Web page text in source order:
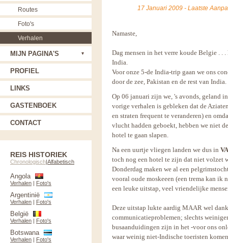
17 Januari 2009 - Laatste
Namaste,
Dag mensen in het verre koude Belgie .
India.
Voor onze 5-de India-trip gaan we ons
door de zee, Pakistan en de rest van India.
Op 06 januari zijn we, 's avonds, geland
vorige verhalen is gebleken dat de
en straten frequent te veranderen) en
vlucht hadden geboekt, hebben we niet
hotel te gaan slapen.
Na een uurtje vliegen landen we dus in
toch nog een hotel te zijn dat niet volzet
Donderdag maken we al een
vooral oude moskeeen (een trema kan
een leuke uitstap, veel vriendelijke
Deze uitstap lukte aardig MAAR wel
communicatieproblemen; slechts
busaanduidingen zijn in het -voor ons
waar weinig niet-Indische toeristen
Routes
Foto's
Verhalen
MIJN PAGINA'S
PROFIEL
LINKS
GASTENBOEK
CONTACT
REIS HISTORIEK
Chronologisch|Alfabetisch
Angola
Verhalen | Foto's
Argentinië
Verhalen | Foto's
België
Verhalen | Foto's
Botswana
Verhalen | Foto's